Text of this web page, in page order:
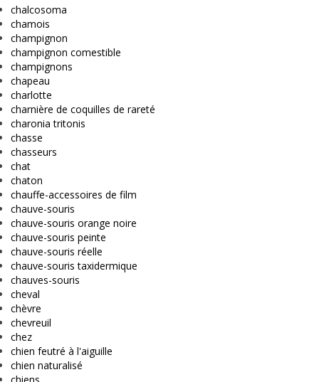
chalcosoma
chamois
champignon
champignon comestible
champignons
chapeau
charlotte
charnière de coquilles de rareté
charonia tritonis
chasse
chasseurs
chat
chaton
chauffe-accessoires de film
chauve-souris
chauve-souris orange noire
chauve-souris peinte
chauve-souris réelle
chauve-souris taxidermique
chauves-souris
cheval
chèvre
chevreuil
chez
chien feutré à l'aiguille
chien naturalisé
chiens